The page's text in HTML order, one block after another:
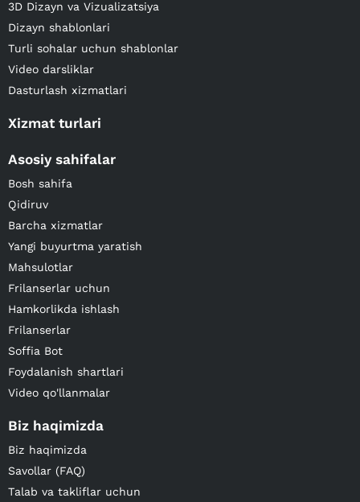
3D Dizayn va Vizualizatsiya
Dizayn shablonlari
Turli sohalar uchun shablonlar
Video darsliklar
Dasturlash xizmatlari
Xizmat turlari
Asosiy sahifalar
Bosh sahifa
Qidiruv
Barcha xizmatlar
Yangi buyurtma yaratish
Mahsulotlar
Frilanserlar uchun
Hamkorlikda ishlash
Frilanserlar
Soffia Bot
Foydalanish shartlari
Video qo'llanmalar
Biz haqimizda
Biz haqimizda
Savollar (FAQ)
Talab va takliflar uchun